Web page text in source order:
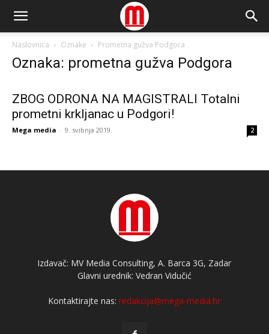
Naslovnica Oznake Prometna gužva Podgora
Oznaka: prometna gužva Podgora
ZBOG ODRONA NA MAGISTRALI Totalni
prometni krkljanac u Podgori!
Mega media - 9. svibnja 2019. 2
Izdavač: MV Media Consulting, A. Barca 3G, Zadar
Glavni urednik: Vedran Vidučić
Kontaktirajte nas:redakcija@mega-media.hr